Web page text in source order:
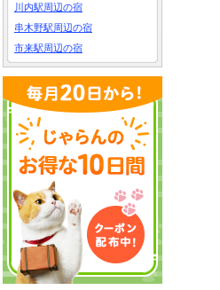
川内駅周辺の宿
串木野駅周辺の宿
市来駅周辺の宿